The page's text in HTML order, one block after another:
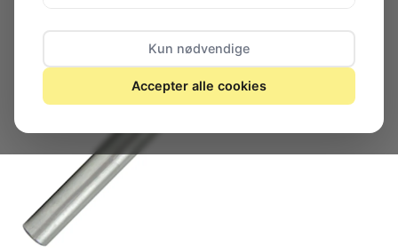
Kun nødvendige
Accepter alle cookies